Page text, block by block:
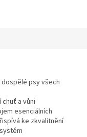
psy všech
a vůni
esenciálních
ke zkvalitnění